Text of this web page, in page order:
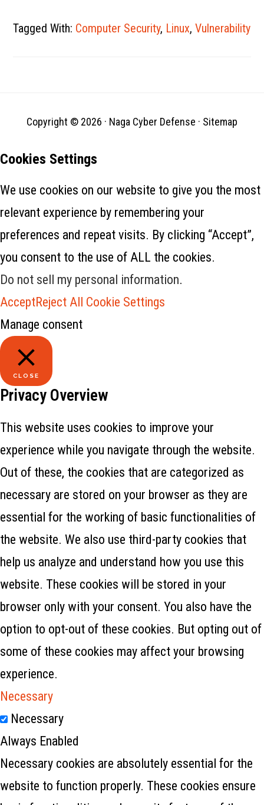
mendapatkan hak istimewa
root penuh pada sistem, para
Tagged With: Computer Security, Linux,Vulnerability
Copyright © 2026 · Naga Cyber Defense · Sitemap
Cookies Settings
We use cookies on our website to give you the most
relevant experience by remembering your
preferences and repeat visits. By clicking “Accept”,
you consent to the use of ALL the cookies.
Do not sell my personal information.
AcceptReject All Cookie Settings
Manage consent
CLOSE
Privacy Overview
This website uses cookies to improve your
experience while you navigate through the website.
Out of these, the cookies that are categorized as
necessary are stored on your browser as they are
essential for the working of basic functionalities of
the website. We also use third-party cookies that
help us analyze and understand how you use this
website. These cookies will be stored in your
browser only with your consent. You also have the
option to opt-out of these cookies. But opting out of
some of these cookies may affect your browsing
experience.
Necessary
Necessary
Always Enabled
Necessary cookies are absolutely essential for the
website to function properly. These cookies ensure